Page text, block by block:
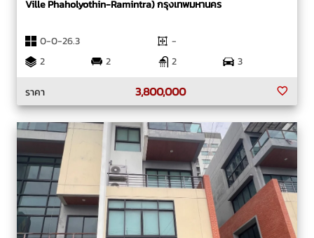
Ville Phaholyothin-Ramintra) กรุงเทพมหานคร
0-0-26.3
-
2
2 2
3
ราคา
3,800,000